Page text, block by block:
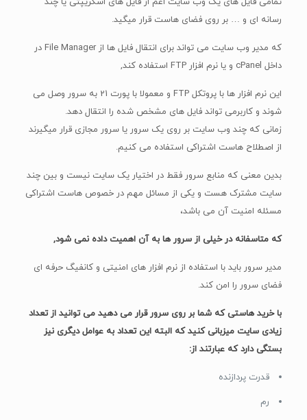
رسانه ای و … بر روی فضای هاست قرار میگید.
که مدیر وب سایت می تواند برای انتقال فایل ها از File Manager در
داخل cPanel و یا نرم افزار FTP استفاده کند,
این نرم افزار ها با پروتکل FTP و معمولا با پورت 21 به سرور وصل می
شوند و کاربرمی تواند فایل های مشخص شده را انتقال دهد.
زمانی که چند وب سایت بر روی یک سرور یا سرور مجازی قرار میگیرند
از اصطلاح هاست اشتراکی استفاده می کنیم.
بدین معنی که منابع سرور فقط در اختیار یک سایت نیست و بین چند
سایت مشترک هست و یکی از مسائل مهم در خصوص هاست اشتراکی
مسئله امنیت آن می باشد،
که متاسفانه در خیلی از سرور ها به آن اهمیت داده نمی شود,
مدیر سرور باید با استفاده از نرم افزار های امنیتی و کانفیگ حرفه ای
فضای سرور را امن کند.
باخرید هاستی که شما بر روی سرور قرار می دهید می توانید از تعداد
زیادی سایت میزبانی کنید که البته این تعداد به عوامل دیگری نیز
بستگی دارد که عبارتند از:
قدرت پردازنده
رم